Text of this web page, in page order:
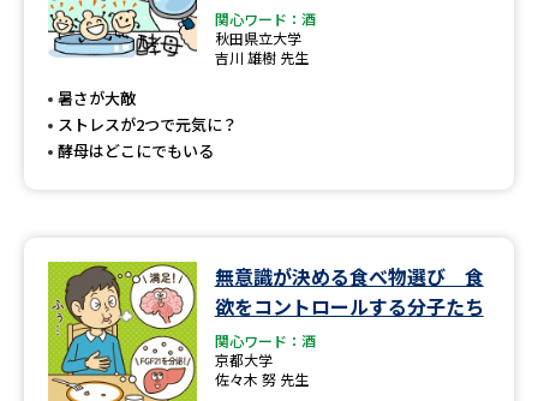
大学研究
大学で学べる内容や特徴を調べる
データサイエンス特集 奨学金・特待生制度特集
デジタルパンフレット 進路の３択
関心ワード：酒
秋田県立大学
吉川 雄樹 先生
暑さが大敵
ストレスが2つで元気に？
酵母はどこにでもいる
無意識が決める食べ物選び 食
欲をコントロールする分子たち
関心ワード：酒
京都大学
佐々木 努 先生